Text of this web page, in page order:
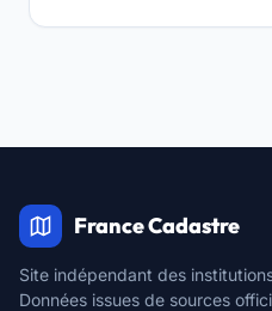
France Cadastre
Site indépendant des
Données issues de sources